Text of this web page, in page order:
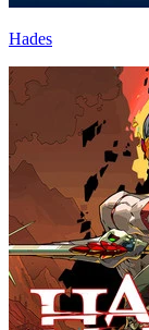
Hades